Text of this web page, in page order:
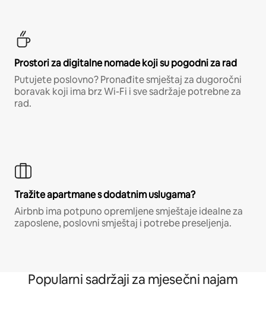
Prostori za digitalne nomade koji su pogodni za rad
Putujete poslovno? Pronađite smještaj za dugoročni
boravak koji ima brz Wi-Fi i sve sadržaje potrebne za
rad.
Tražite apartmane s dodatnim uslugama?
Airbnb ima potpuno opremljene smještaje idealne za
zaposlene, poslovni smještaj i potrebe preseljenja.
Popularni sadržaji za mjesečni najam